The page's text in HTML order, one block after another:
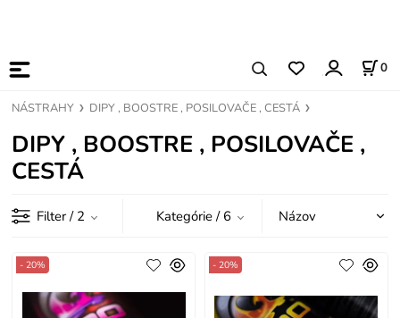
0
NÁSTRAHY DIPY , BOOSTRE , POSILOVAČE , CESTÁ
DIPY , BOOSTRE , POSILOVAČE ,
CESTÁ
Filter / 2 Kategórie / 6
- 20% - 20%